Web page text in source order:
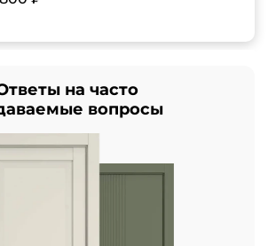
на часто
вопросы